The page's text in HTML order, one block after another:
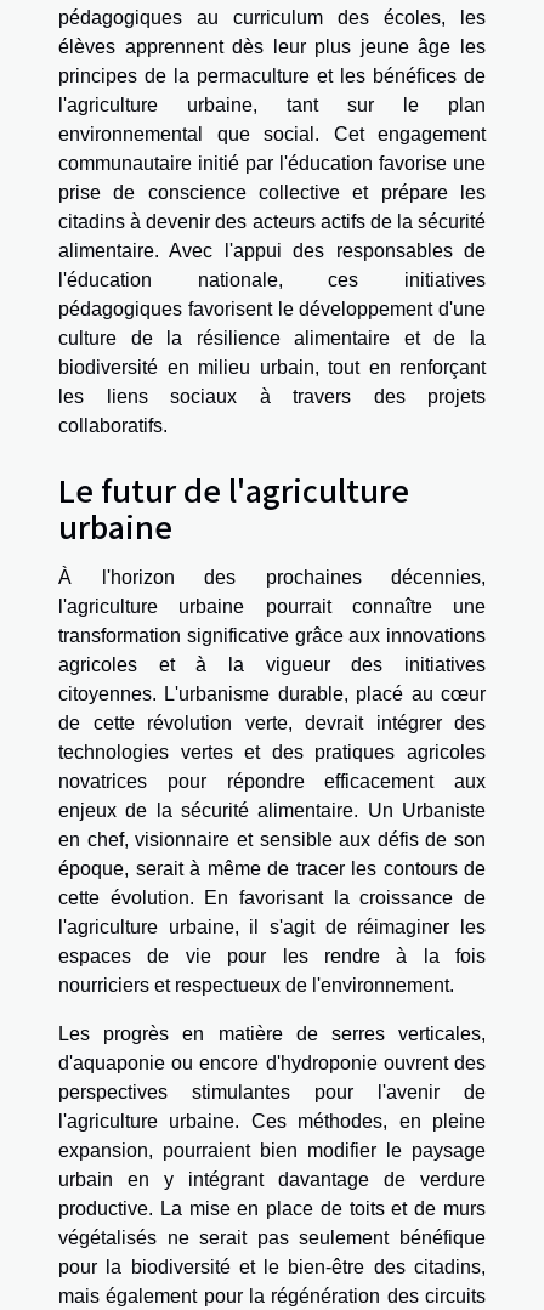
pédagogiques au curriculum des écoles, les
élèves apprennent dès leur plus jeune âge les
principes de la permaculture et les bénéfices de
l'agriculture urbaine, tant sur le plan
environnemental que social. Cet engagement
communautaire initié par l'éducation favorise une
prise de conscience collective et prépare les
citadins à devenir des acteurs actifs de la sécurité
alimentaire. Avec l'appui des responsables de
l'éducation nationale, ces initiatives
pédagogiques favorisent le développement d'une
culture de la résilience alimentaire et de la
biodiversité en milieu urbain, tout en renforçant
les liens sociaux à travers des projets
collaboratifs.
Le futur de l'agriculture
urbaine
À l'horizon des prochaines décennies,
l'agriculture urbaine pourrait connaître une
transformation significative grâce aux innovations
agricoles et à la vigueur des initiatives
citoyennes. L'urbanisme durable, placé au cœur
de cette révolution verte, devrait intégrer des
technologies vertes et des pratiques agricoles
novatrices pour répondre efficacement aux
enjeux de la sécurité alimentaire. Un Urbaniste
en chef, visionnaire et sensible aux défis de son
époque, serait à même de tracer les contours de
cette évolution. En favorisant la croissance de
l'agriculture urbaine, il s'agit de réimaginer les
espaces de vie pour les rendre à la fois
nourriciers et respectueux de l'environnement.
Les progrès en matière de serres verticales,
d'aquaponie ou encore d'hydroponie ouvrent des
perspectives stimulantes pour l'avenir de
l'agriculture urbaine. Ces méthodes, en pleine
expansion, pourraient bien modifier le paysage
urbain en y intégrant davantage de verdure
productive. La mise en place de toits et de murs
végétalisés ne serait pas seulement bénéfique
pour la biodiversité et le bien-être des citadins,
mais également pour la régénération des circuits